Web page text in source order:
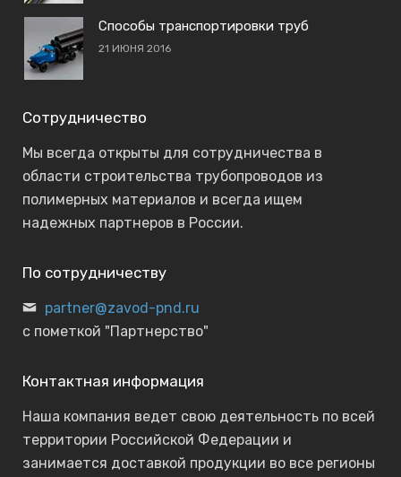
Способы транспортировки труб
21 ИЮНЯ 2016
Сотрудничество
Мы всегда открыты для сотрудничества в
области строительства трубопроводов из
полимерных материалов и всегда ищем
надежных партнеров в России.
По сотрудничеству
partner@zavod-pnd.ru
с пометкой "Партнерство"
Контактная информация
Наша компания ведет свою деятельность по всей
территории Российской Федерации и
занимается доставкой продукции во все регионы